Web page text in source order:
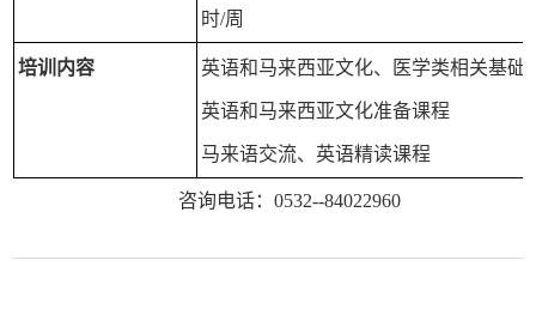
时/周
培训内容 英语和马来西亚文化、医学类相关基础
英语和马来西亚文化准备课程
马来语交流、英语精读课程
咨询电话：0532--84022960